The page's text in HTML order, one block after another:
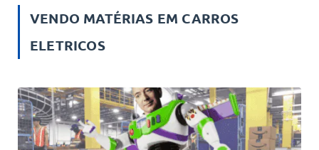
VENDO MATÉRIAS EM CARROS
ELETRICOS